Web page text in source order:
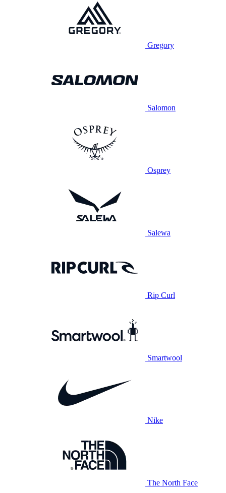
Gregory
Salomon
Osprey
Salewa
Rip Curl
Smartwool
Nike
The North Face